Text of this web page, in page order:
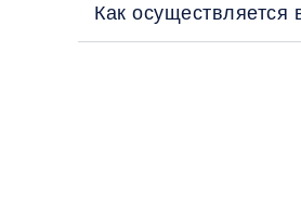
Как